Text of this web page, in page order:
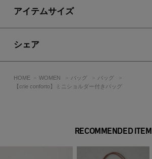
アイテムサイズ
シェア
HOME WOMEN バッグ
バッグ
【crie conforto】ミニショルダー付きバッグ
RECOMMENDED ITEM